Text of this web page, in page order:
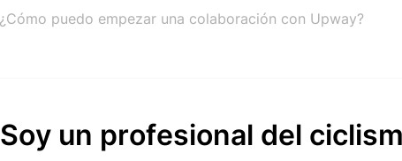
puedo empezar una colaboración con Upway?
Soy un profesional del